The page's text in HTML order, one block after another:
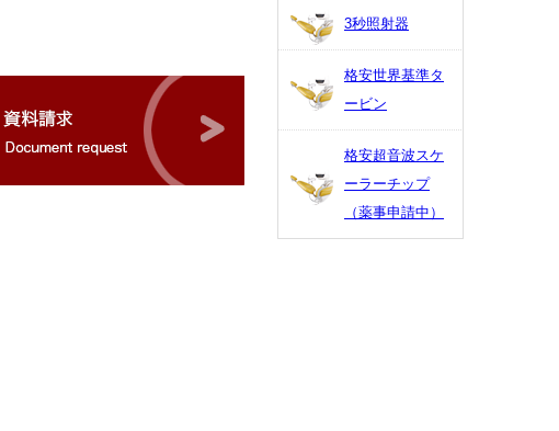
3秒照射器
格安世界基準タ
ービン
格安超音波スケ
ーラーチップ
（薬事申請中）